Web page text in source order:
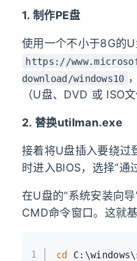
1. 制作PE盘
使用一个不小于8G的
https://
download/windows10
（U盘、DVD 或 ISO文
2. 替换utilman.exe
接着将U盘插入要绕过
时进入BIOS，选择“通
在U盘的“系统安装向导
CMD命令窗口。这就
1
cd